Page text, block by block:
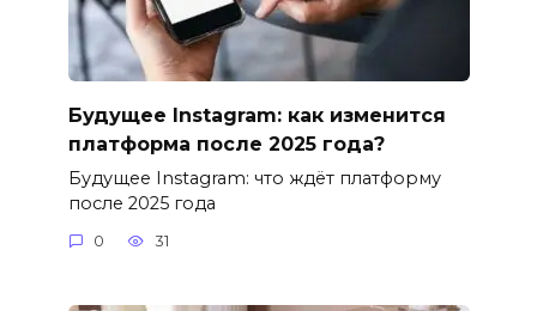
Будущее Instagram: как изменится
платформа после 2025 года?
Будущее Instagram: что ждёт платформу
после 2025 года
0 31